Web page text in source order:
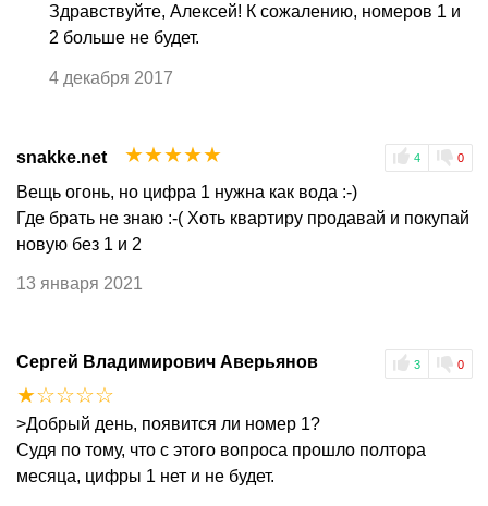
Здравствуйте, Алексей! К сожалению, номеров 1 и
2 больше не будет.
4 декабря 2017
snakke.net 4 0
☆
☆
☆
☆
☆
Вещь огонь, но цифра 1 нужна как вода :-)
Где брать не знаю :-( Хоть квартиру продавай и покупай
новую без 1 и 2
13 января 2021
Сергей Владимирович Аверьянов 3 0
☆
☆
☆
☆
☆
>Добрый день, появится ли номер 1?
Судя по тому, что с этого вопроса прошло полтора
месяца, цифры 1 нет и не будет.